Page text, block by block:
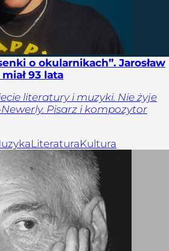
o okularnikach”. Jarosław
93 lata
literatury i muzyki. Nie żyje
Pisarz i kompozytor
LiteraturaKultura